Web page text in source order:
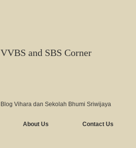
VVBS and SBS Corner
Blog Vihara dan Sekolah Bhumi Sriwijaya
About Us Contact Us